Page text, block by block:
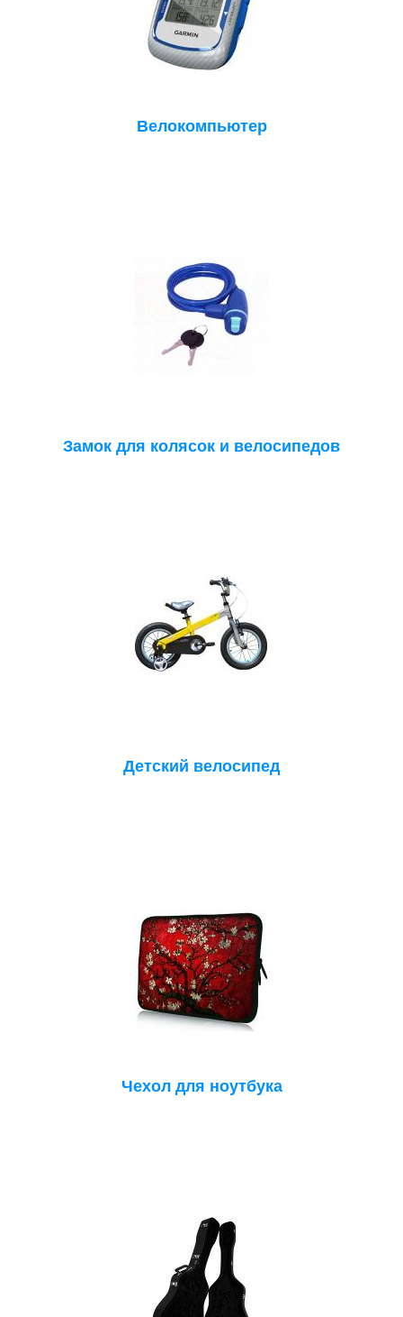
Велокомпьютер
Замок для колясок и велосипедов
Детский велосипед
Чехол для ноутбука